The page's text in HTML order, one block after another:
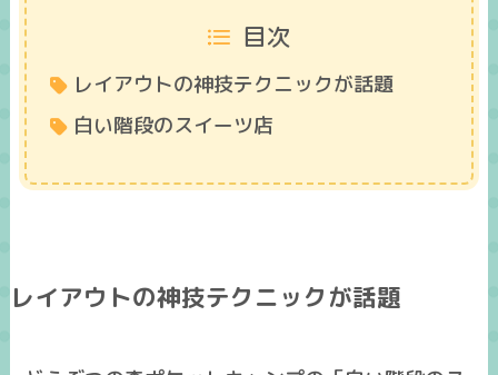
目次
レイアウトの神技テクニックが話題
白い階段のスイーツ店
レイアウトの神技テクニックが話題